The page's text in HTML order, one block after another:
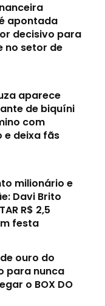
apontada
decisivo para
no setor de
aparece
de biquíni
com
e deixa fãs
milionário e
Davi Brito
R$ 2,5
festa
de ouro do
para nunca
o BOX DO